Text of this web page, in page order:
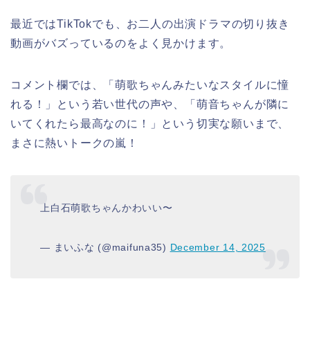
最近ではTikTokでも、お二人の出演ドラマの切り抜き
動画がバズっているのをよく見かけます。
コメント欄では、「萌歌ちゃんみたいなスタイルに憧
れる！」という若い世代の声や、「萌音ちゃんが隣に
いてくれたら最高なのに！」という切実な願いまで、
まさに熱いトークの嵐！
上白石萌歌ちゃんかわいい〜
— まいふな (@maifuna35) December 14, 2025